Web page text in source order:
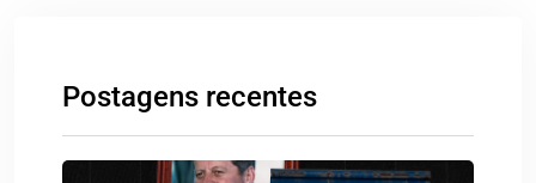
Postagens recentes